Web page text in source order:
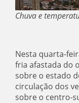
Chuva e
Nesta quarta-
fria afastada do
sobre o estado
circulação dos
sobre o centro-